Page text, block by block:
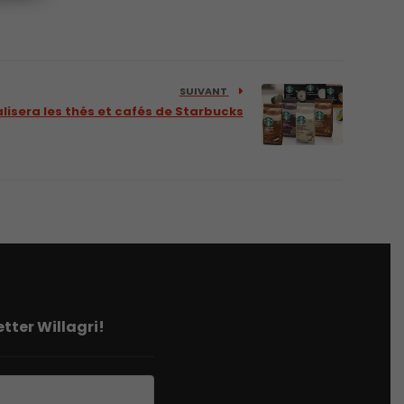
SUIVANT
les thés et cafés de Starbucks
Willagri!